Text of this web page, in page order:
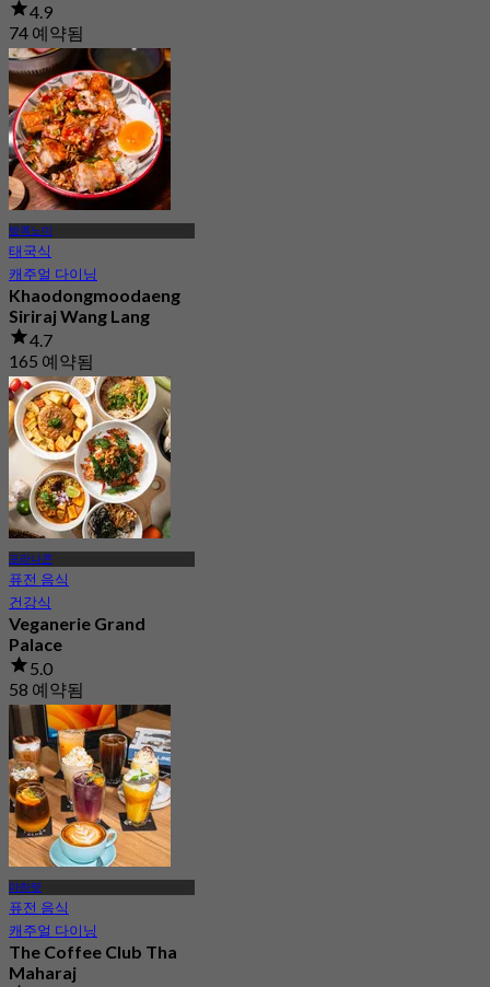
4.9
74 예약됨
에서฿ 550
방콕노이
태국식
캐주얼 다이닝
Khaodongmoodaeng
Siriraj Wang Lang
4.7
165 예약됨
에서฿ 324.75
프라나콘
퓨전 음식
건강식
Veganerie Grand
Palace
5.0
58 예약됨
에서฿ 216.66
마하랏
퓨전 음식
캐주얼 다이닝
The Coffee Club Tha
Maharaj